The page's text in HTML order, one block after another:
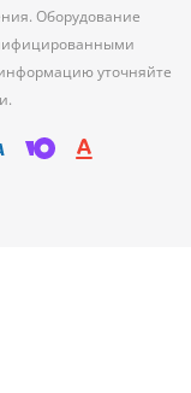
Оборудование
уточняйте